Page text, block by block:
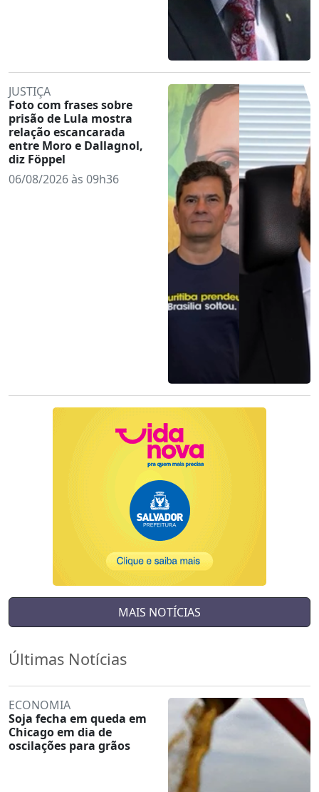
JUSTIÇA
Foto com frases sobre
prisão de Lula mostra
relação escancarada
entre Moro e Dallagnol,
diz Föppel
06/08/2026 às 09h36
MAIS NOTÍCIAS
Últimas Notícias
ECONOMIA
Soja fecha em queda em
Chicago em dia de
oscilações para grãos